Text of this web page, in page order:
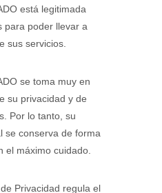
está legitimada
para poder llevar a
sus servicios.
se toma muy en
su privacidad y de
Por lo tanto, su
se conserva de forma
el máximo cuidado.
Privacidad regula el